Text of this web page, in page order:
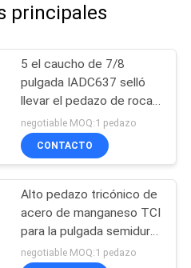
principales
5 el caucho de 7/8
pulgada IADC637 selló
llevar el pedazo de roca
tricónico de TCI para la
formación dura que
perforaba bien
negotiable MOQ:1 pedazo
CONTACTO
Alto pedazo tricónico de
acero de manganeso TCI
para la pulgada semidura
de la formación 17 el 1/2
negotiable MOQ:1 pedazo